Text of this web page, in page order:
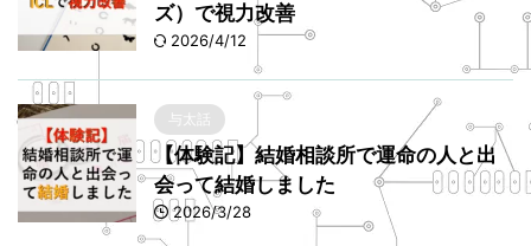
ズ）で視力改善
2026/4/12
与太話
【体験記】結婚相談所で運命の人と出
会って結婚しました
2026/3/28